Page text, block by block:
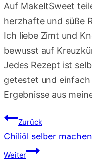
Auf MakeItSweet
herzhafte und süße
Ich liebe Zimt und
bewusst auf
Jedes Rezept ist
getestet und
Ergebnisse aus
Zurück
Chiliöl selber machen
Weiter